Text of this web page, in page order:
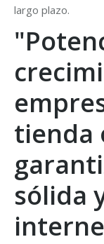
largo plazo.
tienda
sólida